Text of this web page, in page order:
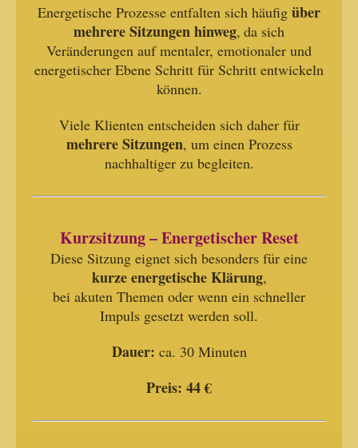
Energetische Prozesse entfalten sich häufig über
mehrere Sitzungen hinweg, da sich
Veränderungen auf mentaler, emotionaler und
energetischer Ebene Schritt für Schritt entwickeln
können.
Viele Klienten entscheiden sich daher für
mehrere Sitzungen, um einen Prozess
nachhaltiger zu begleiten.
Kurzsitzung – Energetischer Reset
Diese Sitzung eignet sich besonders für eine
kurze energetische Klärung,
bei akuten Themen oder wenn ein schneller
Impuls gesetzt werden soll.
Dauer: ca. 30 Minuten
Preis: 44 €